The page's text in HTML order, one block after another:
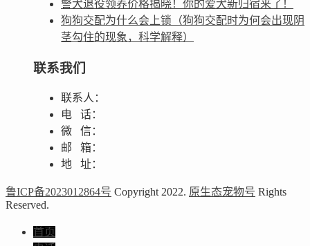
警犬退役领养价格揭晓！你的爱犬新归宿来了！
狗狗交配为什么会上锁（狗狗交配时为何会出现阴
茎勾住的现象，科学解释）
联系我们
联系人：
电 话：
微 信：
邮 箱：
地 址：
鲁ICP备2023012864号 Copyright 2022. 原生态宠物号 Rights
Reserved.
首页